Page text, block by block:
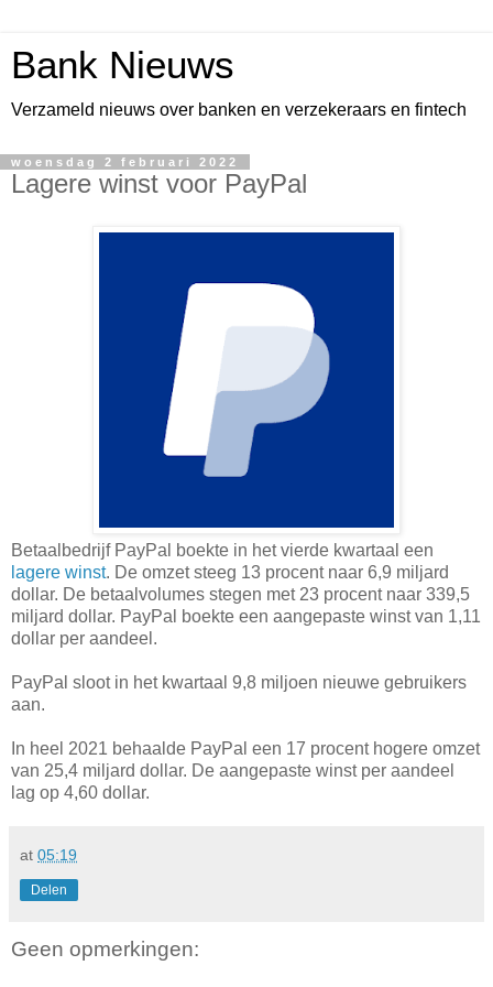
Bank Nieuws
Verzameld nieuws over banken en verzekeraars en fintech
woensdag 2 februari 2022
Lagere winst voor PayPal
Betaalbedrijf PayPal boekte in het vierde kwartaal een
lagere winst. De omzet steeg 13 procent naar 6,9 miljard
dollar. De betaalvolumes stegen met 23 procent naar 339,5
miljard dollar. PayPal boekte een aangepaste winst van 1,11
dollar per aandeel.
PayPal sloot in het kwartaal 9,8 miljoen nieuwe gebruikers
aan.
In heel 2021 behaalde PayPal een 17 procent hogere omzet
van 25,4 miljard dollar. De aangepaste winst per aandeel
lag op 4,60 dollar.
at 05:19
Delen
Geen opmerkingen: